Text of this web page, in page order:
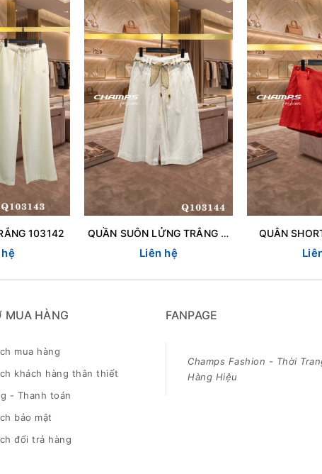
103142 QUẦN SUÔN LỬNG TRẮNG DN 103144
Liên hệ
QUÂN
MUA HÀNG
mua hàng
khách hàng thân thiết
- Thanh toán
bảo mật
đổi trả hàng
FANPAGE
Champs Fashion - Thời
Hàng Hiệu